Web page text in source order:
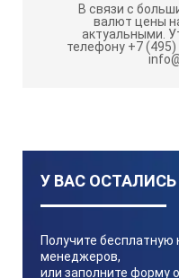
30х50х0,8 из
прорезь для
окошками для
Габаритные размеры
лезвий, паспорт.
В связи с
валют цены
актуальными.
телефону +7 (495)
У ВАС
Получите бесплатную
менеджеров,
или заполните форму